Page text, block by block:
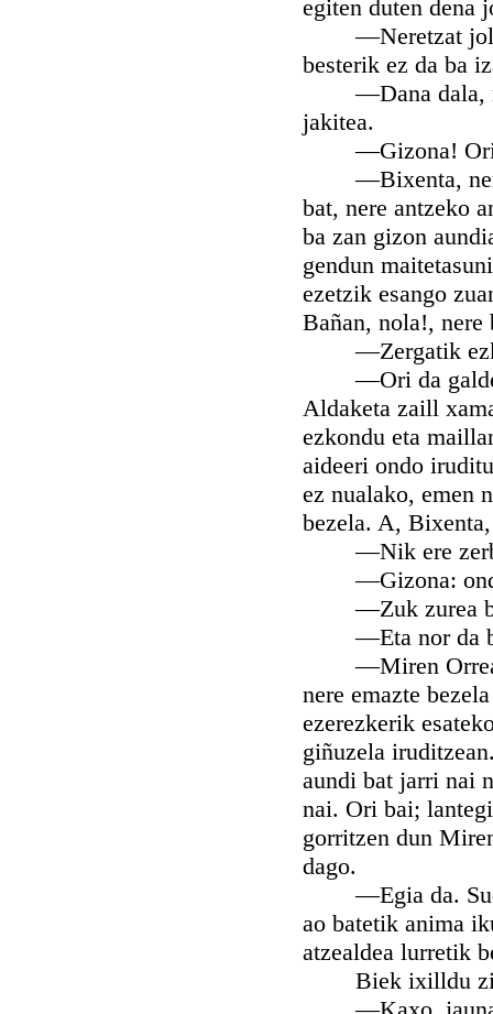
egiten duten dena
—Neretzat
besterik ez da ba
—Dana dala,
jakitea.
—Gizona! Ori
—Bixenta, nere
bat, nere antzeko
ba zan gizon
gendun
ezetzik esango
Bañan, nola!, nere
—Zergatik
—Ori da
Aldaketa zaill
ezkondu eta
aideeri ondo
ez nualako, emen
bezela. A,
—Nik ere
—Gizona:
—Zuk zurea
—Eta nor da
—Miren
nere emazte
ezerezkerik
giñuzela
aundi bat jarri nai
nai. Ori bai;
gorritzen dun
dago.
—Egia da.
ao batetik anima
atzealdea lurretik
Biek ixilldu